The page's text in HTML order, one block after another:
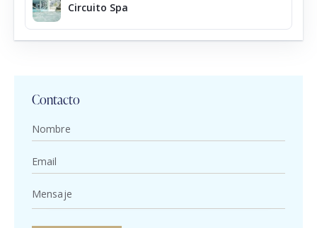
Circuito Spa
Contacto